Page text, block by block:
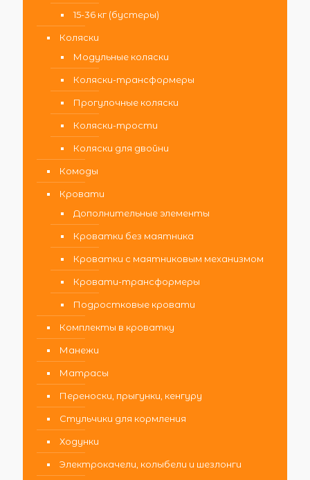
15-36 кг (бустеры)
Коляски
Модульные коляски
Коляски-трансформеры
Прогулочные коляски
Коляски-трости
Коляски для двойни
Комоды
Кровати
Дополнительные элементы
Кроватки без маятника
Кроватки с маятниковым механизмом
Кровати-трансформеры
Подростковые кровати
Комплекты в кроватку
Манежи
Матрасы
Переноски, прыгунки, кенгуру
Стульчики для кормления
Ходунки
Электрокачели, колыбели и шезлонги